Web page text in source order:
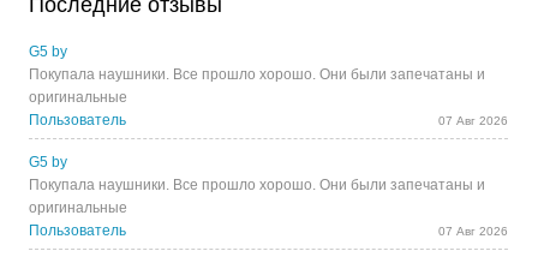
Последние отзывы
G5 by
Покупала наушники. Все прошло хорошо. Они были запечатаны и
оригинальные
Пользователь
07 Авг 2026
G5 by
Покупала наушники. Все прошло хорошо. Они были запечатаны и
оригинальные
Пользователь
07 Авг 2026